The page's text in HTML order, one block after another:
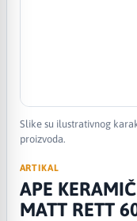
Slike su ilustrativnog
proizvoda.
ARTIKAL
APE
MATT RETT